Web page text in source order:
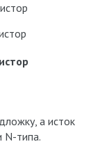
а исток
N-типа.